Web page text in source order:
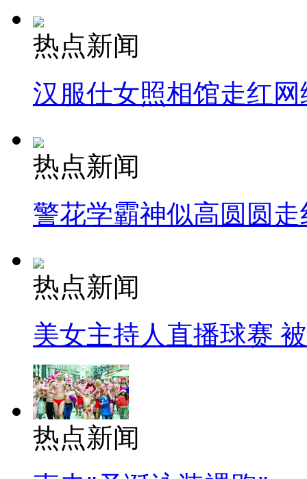
热点新闻
汉服仕女照相馆走红网
热点新闻
警花学霸神似高圆圆走
热点新闻
美女主持人直播球赛
热点新闻